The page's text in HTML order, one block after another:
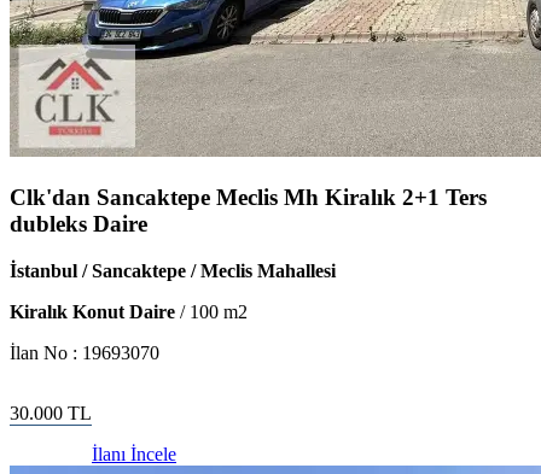
Clk'dan Sancaktepe Meclis Mh Kiralık 2+1 Ters
dubleks Daire
İstanbul / Sancaktepe / Meclis Mahallesi
Kiralık Konut Daire / 100 m2
İlan No : 19693070
30.000 TL
İlanı İncele